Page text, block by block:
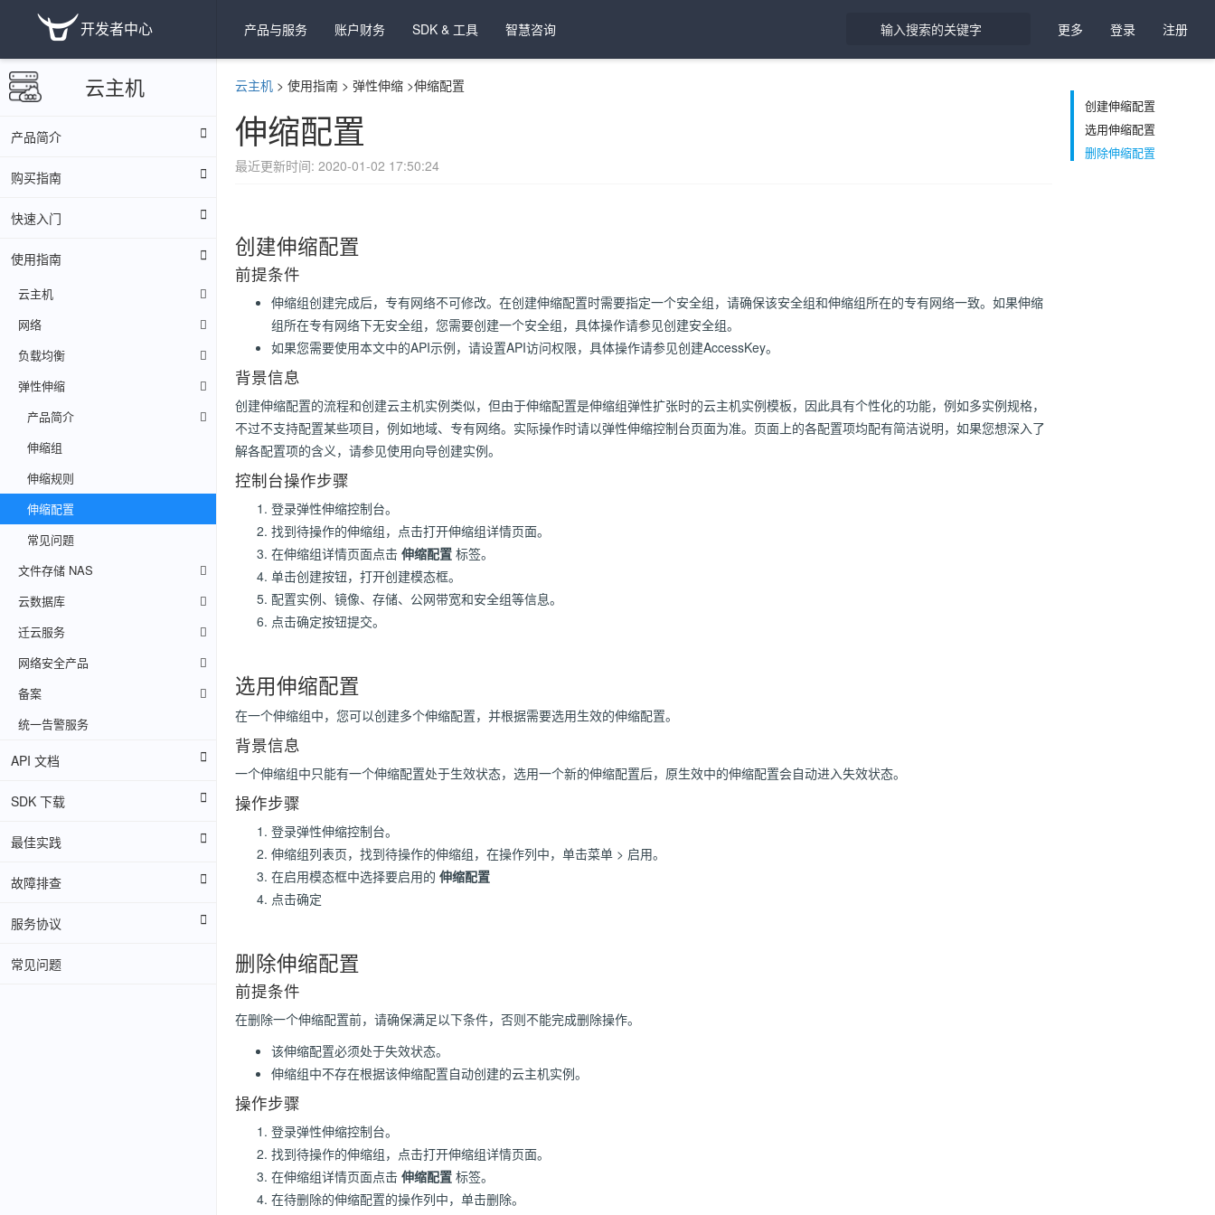
开发者中心 产品与服务 账户财务 SDK & 工具 智慧咨询 更多 登录 注册
云主机
产品简介
购买指南
快速入门
使用指南
云主机
网络
负载均衡
弹性伸缩
产品简介
伸缩组
伸缩规则
伸缩配置
常见问题
文件存储 NAS
云数据库
迁云服务
网络安全产品
备案
统一告警服务
API 文档
SDK 下载
最佳实践
故障排查
服务协议
常见问题
云主机 > 使用指南 > 弹性伸缩 >伸缩配置
伸缩配置
最近更新时间: 2020-01-02 17:50:24
创建伸缩配置
前提条件
伸缩组创建完成后，专有网络不可修改。在创建伸缩配置时需要指定一个安全组，请确保该安全组和伸缩组所在的专有网络一致。如果伸缩
组所在专有网络下无安全组，您需要创建一个安全组，具体操作请参见创建安全组。
如果您需要使用本文中的API示例，请设置API访问权限，具体操作请参见创建AccessKey。
背景信息
创建伸缩配置的流程和创建云主机实例类似，但由于伸缩配置是伸缩组弹性扩张时的云主机实例模板，因此具有个性化的功能，例如多实例规格，
不过不支持配置某些项目，例如地域、专有网络。实际操作时请以弹性伸缩控制台页面为准。页面上的各配置项均配有简洁说明，如果您想深入了
解各配置项的含义，请参见使用向导创建实例。
控制台操作步骤
登录弹性伸缩控制台。
找到待操作的伸缩组，点击打开伸缩组详情页面。
在伸缩组详情页面点击 伸缩配置 标签。
单击创建按钮，打开创建模态框。
配置实例、镜像、存储、公网带宽和安全组等信息。
点击确定按钮提交。
选用伸缩配置
在一个伸缩组中，您可以创建多个伸缩配置，并根据需要选用生效的伸缩配置。
背景信息
一个伸缩组中只能有一个伸缩配置处于生效状态，选用一个新的伸缩配置后，原生效中的伸缩配置会自动进入失效状态。
操作步骤
登录弹性伸缩控制台。
伸缩组列表页，找到待操作的伸缩组，在操作列中，单击菜单 > 启用。
在启用模态框中选择要启用的 伸缩配置
点击确定
删除伸缩配置
前提条件
在删除一个伸缩配置前，请确保满足以下条件，否则不能完成删除操作。
该伸缩配置必须处于失效状态。
伸缩组中不存在根据该伸缩配置自动创建的云主机实例。
操作步骤
登录弹性伸缩控制台。
找到待操作的伸缩组，点击打开伸缩组详情页面。
在伸缩组详情页面点击 伸缩配置 标签。
在待删除的伸缩配置的操作列中，单击删除。
创建伸缩配置
选用伸缩配置
删除伸缩配置